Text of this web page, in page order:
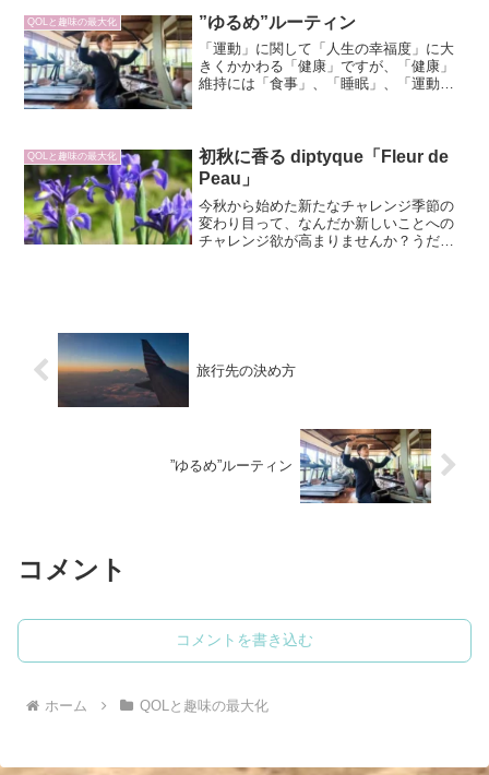
QOLと趣味の最大化 ”ゆるめ”ルーティン
「運動」に関して「人生の幸福度」に大
きくかかわる「健康」ですが、「健康」
維持には「食事」、「睡眠」、「運動」
は競技からは離れ、「健康」...
QOLと趣味の最大化
初秋に香る diptyque「Fleur de
Peau」
今秋から始めた新たなチャレンジ季節の
変わり目って、なんだか新しいことへの
チャレンジ欲が高まりませんか？うだる
旅行先の決め方
”ゆるめ”ルーティン
コメント
コメントを書き込む
ホーム QOLと趣味の最大化